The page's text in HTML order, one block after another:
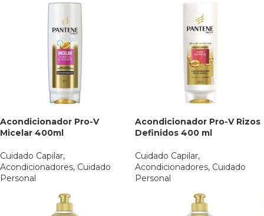
Acondicionador Pro-V
Micelar 400ml
Cuidado Capilar,
Acondicionadores, Cuidado
Personal
Acondicionador Pro-V Rizos
Definidos 400 ml
Cuidado Capilar,
Acondicionadores, Cuidado
Personal